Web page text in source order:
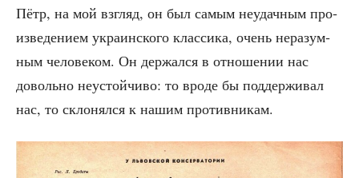
Пётр, на мой взгляд, он был самым неудач­ным про­
из­ве­де­ни­ем укра­ин­ско­го клас­си­ка, очень нера­зум­
ным чело­ве­ком. Он дер­жал­ся в отно­ше­нии нас
доволь­но неустой­чи­во: то вро­де бы под­дер­жи­вал
нас, то скло­нял­ся к нашим противникам.